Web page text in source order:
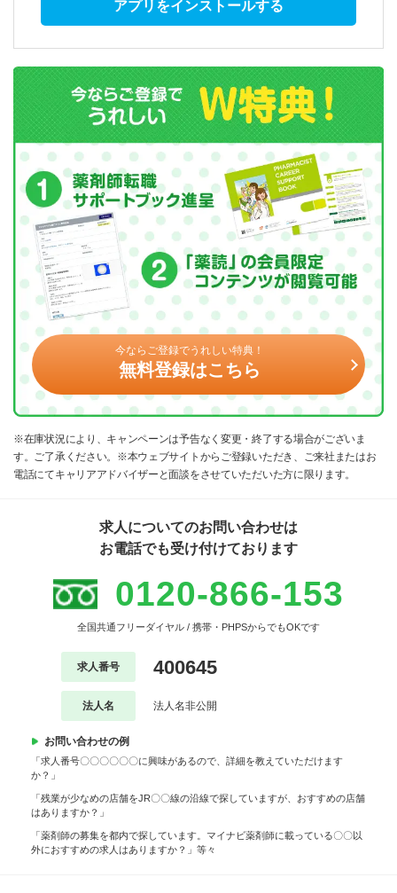
アプリをインストールする
今ならご登録でうれしい特典！
無料登録はこちら
※在庫状況により、キャンペーンは予告なく変更・終了する場合がございま
す。ご了承ください。※本ウェブサイトからご登録いただき、ご来社またはお
電話にてキャリアアドバイザーと面談をさせていただいた方に限ります。
求人についてのお問い合わせは
お電話でも受け付けております
0120-866-153
全国共通フリーダイヤル / 携帯・PHPSからでもOKです
求人番号 400645
法人名 法人名非公開
お問い合わせの例
「求人番号〇〇〇〇〇〇に興味があるので、詳細を教えていただけます
か？」
「残業が少なめの店舗をJR〇〇線の沿線で探していますが、おすすめの店舗
はありますか？」
「薬剤師の募集を都内で探しています。マイナビ薬剤師に載っている〇〇以
外におすすめの求人はありますか？」等々